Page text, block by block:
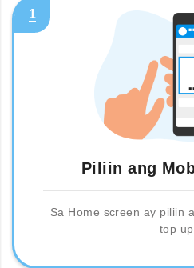
1
Piliin ang
Sa Home screen ay piliin
top